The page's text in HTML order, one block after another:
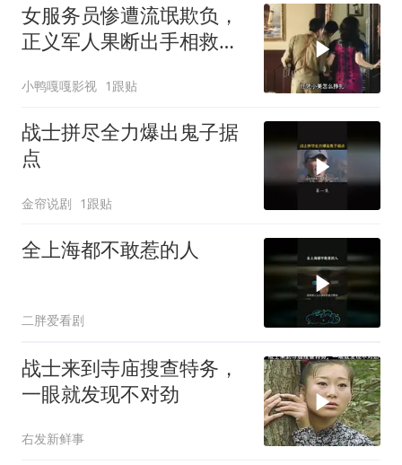
女服务员惨遭流氓欺负，
正义军人果断出手相救，
小鸭嘎嘎影视 1跟贴
战士拼尽全力爆出鬼子据
点
金帘说剧 1跟贴
全上海都不敢惹的人
二胖爱看剧
战士来到寺庙搜查特务，
一眼就发现不对劲
右发新鲜事